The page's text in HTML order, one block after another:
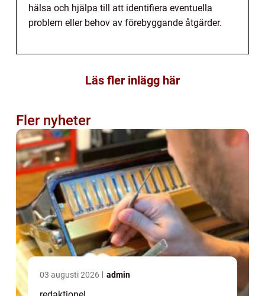
hälsa och hjälpa till att identifiera eventuella
problem eller behov av förebyggande åtgärder.
Läs fler inlägg här
Fler nyheter
03 augusti 2026 admin